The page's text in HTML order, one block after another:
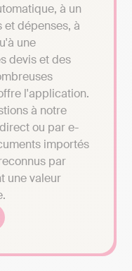
à un
dépenses, à
une
devis et des
l'application.
à notre
ou par e-
importés
par
une valeur